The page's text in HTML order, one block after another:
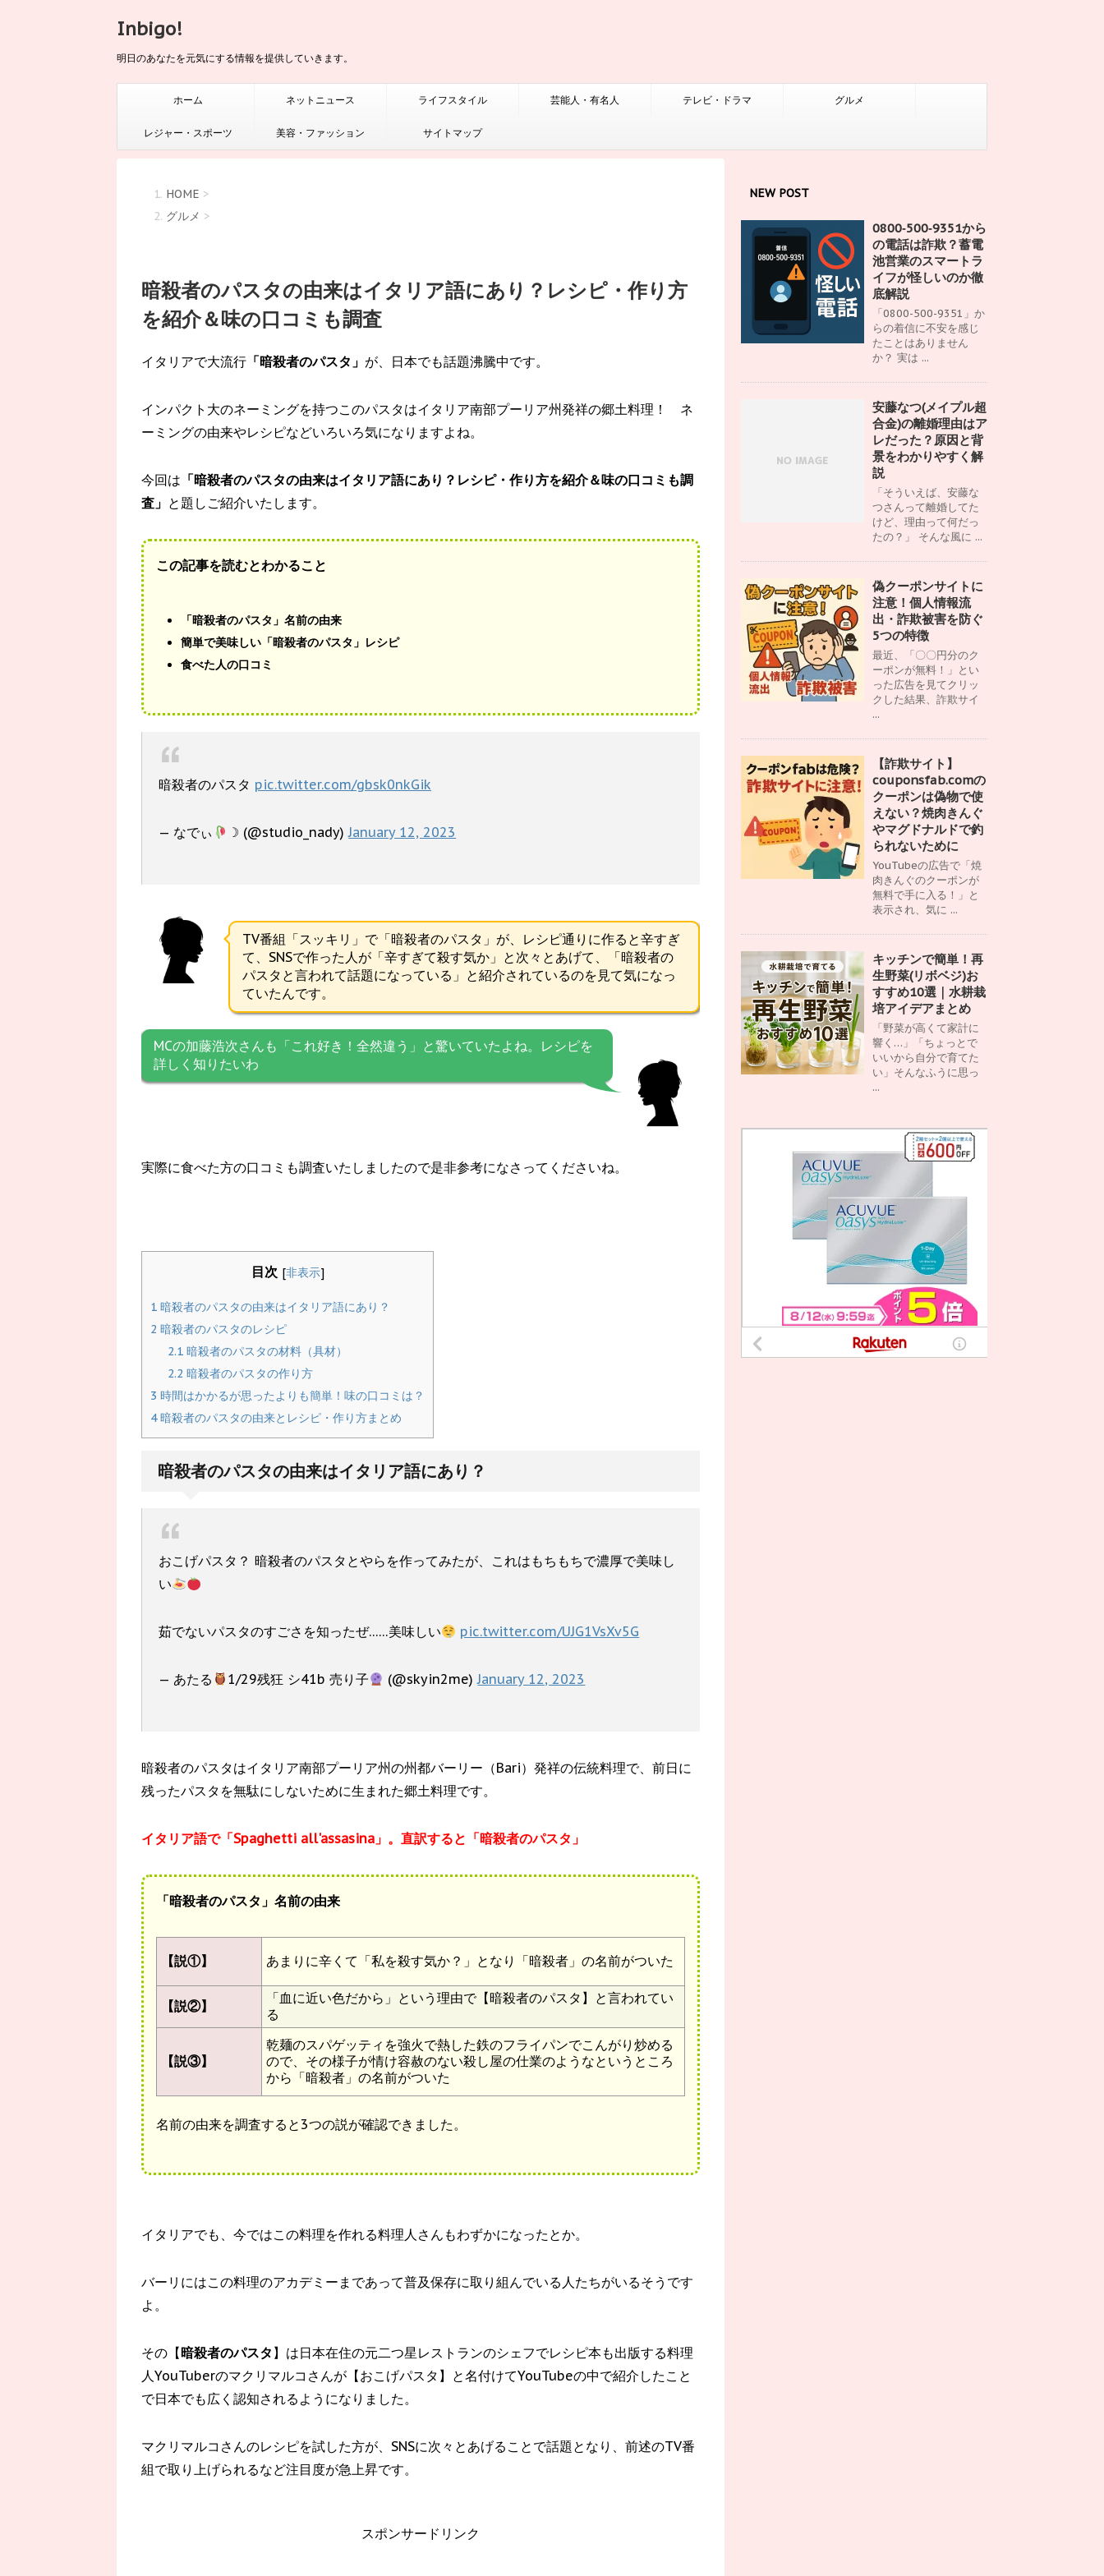
Inbigo!
明日のあなたを元気にする情報を提供していきます。
ホーム ネットニュース ライフスタイル 芸能人・有名人 テレビ・ドラマ グルメ
レジャー・スポーツ 美容・ファッション サイトマップ
HOME >
グルメ >
暗殺者のパスタの由来はイタリア語にあり？レシピ・作り方
を紹介＆味の口コミも調査
イタリアで大流行 「暗殺者のパスタ」 が、日本でも話題沸騰中です。
インパクト大のネーミングを持つこのパスタはイタリア南部プーリア州発祥の郷土料理！ ネ
ーミングの由来やレシピなどいろいろ気になりますよね。
今回は 「暗殺者のパスタの由来はイタリア語にあり？レシピ・作り方を紹介＆味の口コミも調
査」 と題しご紹介いたします。
この記事を読むとわかること
「暗殺者のパスタ」名前の由来
簡単で美味しい「暗殺者のパスタ」レシピ
食べた人の口コミ
暗殺者のパスタ pic.twitter.com/gbsk0nkGik
— なでぃ ☽ (@studio_nady)January 12, 2023
TV番組「スッキリ」で「暗殺者のパスタ」が、レシピ通りに作ると辛すぎ
て、SNSで作った人が「辛すぎて殺す気か」と次々とあげて、「暗殺者の
パスタと言われて話題になっている」と紹介されているのを見て気になっ
ていたんです。
MCの加藤浩次さんも「これ好き！全然違う」と驚いていたよね。レシピを
詳しく知りたいわ
実際に食べた方の口コミも調査いたしましたので是非参考になさってくださいね。
目次 [非表示]
1 暗殺者のパスタの由来はイタリア語にあり？
2 暗殺者のパスタのレシピ
2.1 暗殺者のパスタの材料（具材）
2.2 暗殺者のパスタの作り方
3 時間はかかるが思ったよりも簡単！味の口コミは？
4暗殺者のパスタの由来とレシピ・作り方まとめ
暗殺者のパスタの由来はイタリア語にあり？
おこげパスタ？ 暗殺者のパスタとやらを作ってみたが、これはもちもちで濃厚で美味し
い
茹でないパスタのすごさを知ったぜ……美味しい pic.twitter.com/UJG1VsXv5G
— あたる 1/29残狂 シ41b 売り子 (@skyin2me)January 12, 2023
暗殺者のパスタはイタリア南部プーリア州の州都バーリー（Bari）発祥の伝統料理で、前日に
残ったパスタを無駄にしないために生まれた郷土料理です。
イタリア語で「Spaghetti all'assasina」。直訳すると「暗殺者のパスタ」
「暗殺者のパスタ」名前の由来
【説①】 あまりに辛くて「私を殺す気か？」となり「暗殺者」の名前がついた
【説②】
「血に近い色だから」という理由で【暗殺者のパスタ】と言われてい
る
【説③】
乾麺のスパゲッティを強火で熱した鉄のフライパンでこんがり炒める
ので、その様子が情け容赦のない殺し屋の仕業のようなというところ
から「暗殺者」の名前がついた
名前の由来を調査すると3つの説が確認できました。
イタリアでも、今ではこの料理を作れる料理人さんもわずかになったとか。
バーリにはこの料理のアカデミーまであって普及保存に取り組んでいる人たちがいるそうです
よ。
その【暗殺者のパスタ 】は日本在住の元二つ星レストランのシェフでレシピ本も出版する料理
人YouTuberのマクリマルコさんが【おこげパスタ】と名付けてYouTubeの中で紹介したこと
で日本でも広く認知されるようになりました。
マクリマルコさんのレシピを試した方が、SNSに次々とあげることで話題となり、前述のTV番
組で取り上げられるなど注目度が急上昇です。
スポンサードリンク
NEW POST
0800‑500‑9351から
の電話は詐欺？蓄電
池営業のスマートラ
イフが怪しいのか徹
底解説
「0800-500-9351」か
らの着信に不安を感じ
たことはありません
か？ 実は ...
安藤なつ(メイプル超
合金)の離婚理由はア
レだった？原因と背
景をわかりやすく解
説
「そういえば、安藤な
つさんって離婚してた
けど、理由って何だっ
たの？」 そんな風に ...
偽クーポンサイトに
注意！個人情報流
出・詐欺被害を防ぐ
5つの特徴
最近、「〇〇円分のク
ーポンが無料！」とい
った広告を見てクリッ
クした結果、詐欺サイ
...
【詐欺サイト】
couponsfab.comの
クーポンは偽物で使
えない？焼肉きんぐ
やマグドナルドで釣
られないために
YouTubeの広告で「焼
肉きんぐのクーポンが
無料で手に入る！」と
表示され、気に ...
キッチンで簡単！再
生野菜(リボベジ)お
すすめ10選｜水耕栽
培アイデアまとめ
「野菜が高くて家計に
響く…」「ちょっとで
いいから自分で育てた
い」そんなふうに思っ
...